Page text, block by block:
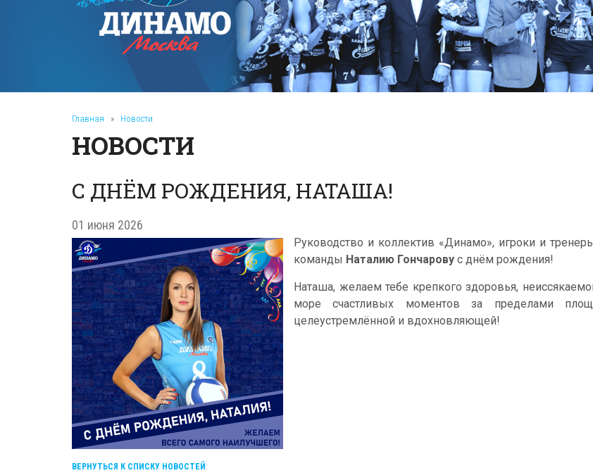
Главная » Новости
НОВОСТИ
С ДНЁМ РОЖДЕНИЯ, НАТАША!
01 июня 2026
Руководство и коллектив «Динамо», игроки и
команды Наталию Гончарову с днём рождения!
Наташа, желаем тебе крепкого здоровья,
море счастливых моментов за пределами
целеустремлённой и вдохновляющей!
ВЕРНУТЬСЯ К СПИСКУ НОВОСТЕЙ